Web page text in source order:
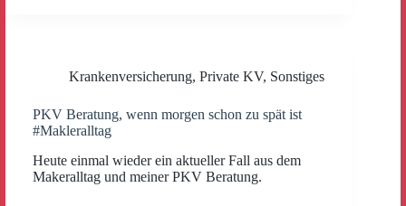
Krankenversicherung, Private KV, Sonstiges
PKV Beratung, wenn morgen schon zu spät ist
#Makleralltag
Heute einmal wieder ein aktueller Fall aus dem
Makeralltag und meiner PKV Beratung.